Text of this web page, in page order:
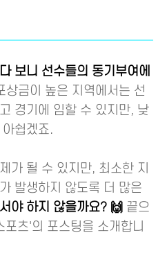
보니 선수들의 동기부여에
상금이 높은 지역에서는 선
경기에 임할 수 있지만, 낮
쉽겠죠.
가 될 수 있지만, 최소한 지
발생하지 않도록 더 많은
야 하지 않을까요? 🙌 끝으
츠'의 포스팅을 소개합니